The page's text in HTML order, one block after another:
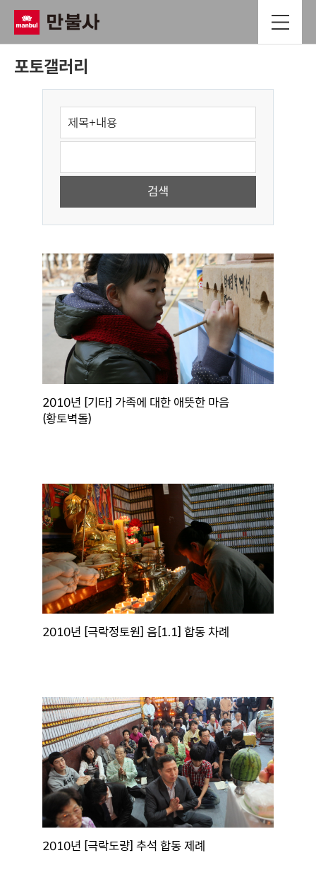
포토갤러리
2010년 [기타] 가족에 대한 애뜻한 마음
(황토벽돌)
2010년 [극락정토원] 음[1.1] 합동 차례
2010년 [극락도량] 추석 합동 제례